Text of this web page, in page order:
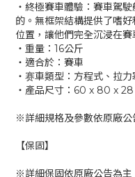
‧終極賽車體驗：賽車駕
的。無框架結構提供了嗜
位置，讓他們完全沉浸在賽
‧重量：16公斤
‧適合於：賽車
‧赛車類型：方程式、拉力
‧產品尺寸：60 x 80 x 28
※詳細規格及參數依原廠公
【保固】
※詳細保固依原廠公告為主